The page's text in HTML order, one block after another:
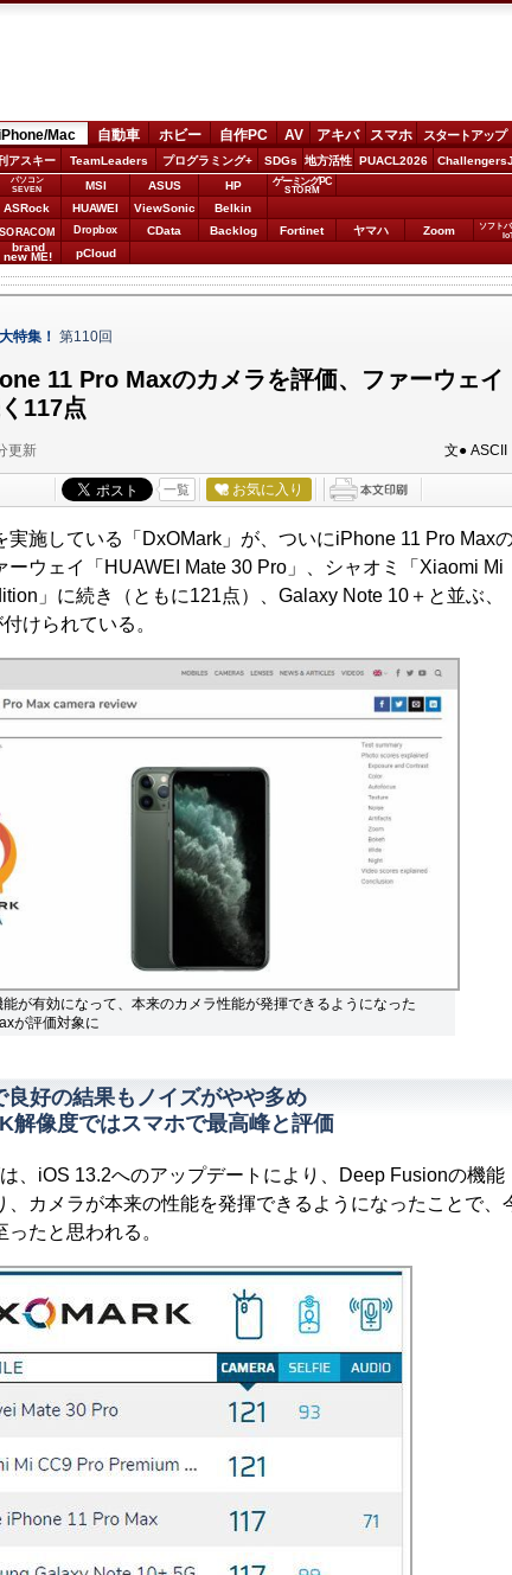
Mac 自動車 ホビー 自作PC AV アキバ スマホ スタートアップ
アスキー TeamLeaders プログラミング+ SDGs 地方活性 PUACL2026
パソコン
SEVEN
MSI ASUS HP ゲーミングPC
STORM
ASRock HUAWEI ViewSonic Belkin
SORACOM Dropbox CData Backlog Fortinet ヤマハ Zoom
ソフト
brand
new ME! pCloud
特集！ 第110回
11 Pro Maxのカメラを評価、ファーウェイ
117点
更新 文● ASCII
一覧 お気に入り
施している「DxOMark」が、ついにiPhone 11 Pro Max
ーウェイ「HUAWEI Mate 30 Pro」、シャオミ「Xiaomi Mi
」に続き（ともに121点）、Galaxy Note 10＋と並ぶ、
けられている。
が有効になって、本来のカメラ性能が発揮できるようになった
が評価対象に
良好の結果もノイズがやや多め
解像度ではスマホで最高峰と評価
、iOS 13.2へのアップデートにより、Deep Fusionの機能
、カメラが本来の性能を発揮できるようになったことで、
たと思われる。